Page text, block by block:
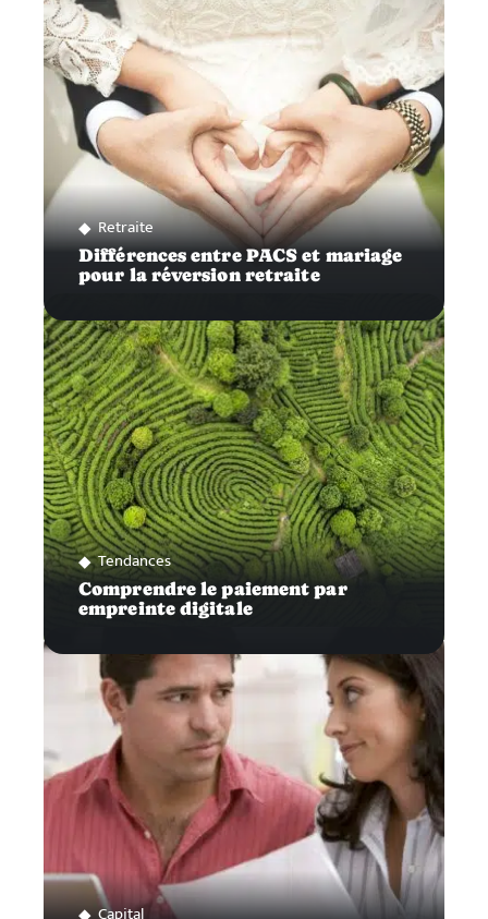
Retraite
Différences entre PACS et mariage
pour la réversion retraite
Tendances
Comprendre le paiement par
empreinte digitale